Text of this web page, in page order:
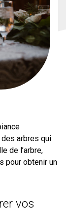
des arbres qui
de l’arbre,
pour obtenir un
vos